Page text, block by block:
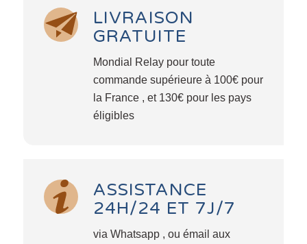
LIVRAISON
GRATUITE
Mondial Relay pour toute
commande supérieure à 100€ pour
la France , et 130€ pour les pays
éligibles
ASSISTANCE
24H/24 ET 7J/7
via Whatsapp , ou émail aux